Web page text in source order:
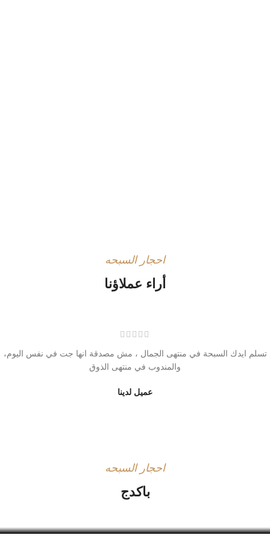
احجار السبحه
أراء عملاؤنا
تسلم ايدك السبحة في منتهى الجمال ، مش مصدقة انها جت في نفس اليوم،
والمندوب في منتهى الذوق
عميل لدينا
احجار السبحه
باكدج